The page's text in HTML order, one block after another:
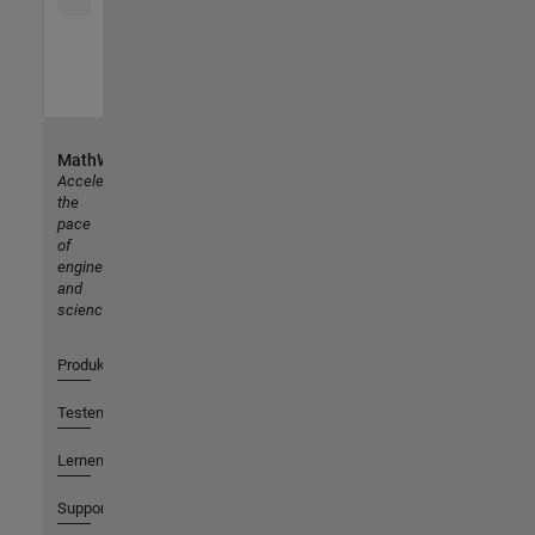
MathWorks
Accelerating
the
pace
of
engineering
and
science
Produkte
Testen oder Kaufen
Lernen
Support